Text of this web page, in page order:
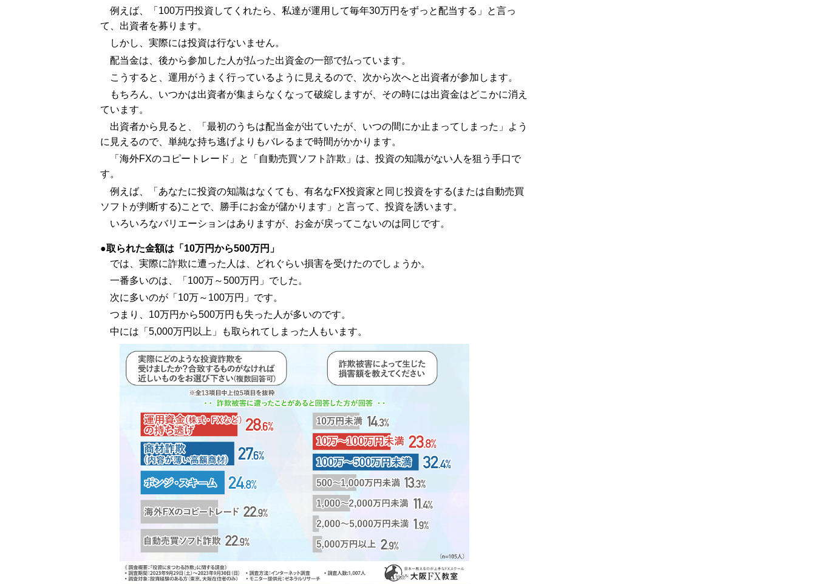
例えば、「100万円投資してくれたら、私達が運用して毎年30万円をずっと配当する」と言っ
て、出資者を募ります。
しかし、実際には投資は行ないません。
配当金は、後から参加した人が払った出資金の一部で払っています。
こうすると、運用がうまく行っているように見えるので、次から次へと出資者が参加します。
もちろん、いつかは出資者が集まらなくなって破綻しますが、その時には出資金はどこかに消え
ています。
出資者から見ると、「最初のうちは配当金が出ていたが、いつの間にか止まってしまった」よう
に見えるので、単純な持ち逃げよりもバレるまで時間がかかります。
「海外FXのコピートレード」と「自動売買ソフト詐欺」は、投資の知識がない人を狙う手口で
す。
例えば、「あなたに投資の知識はなくても、有名なFX投資家と同じ投資をする(または自動売買
ソフトが判断する)ことで、勝手にお金が儲かります」と言って、投資を誘います。
いろいろなバリエーションはありますが、お金が戻ってこないのは同じです。
取られた金額は「10万円から500万円」
では、実際に詐欺に遭った人は、どれぐらい損害を受けたのでしょうか。
一番多いのは、「100万～500万円」でした。
次に多いのが「10万～100万円」です。
つまり、10万円から500万円も失った人が多いのです。
中には「5,000万円以上」も取られてしまった人もいます。